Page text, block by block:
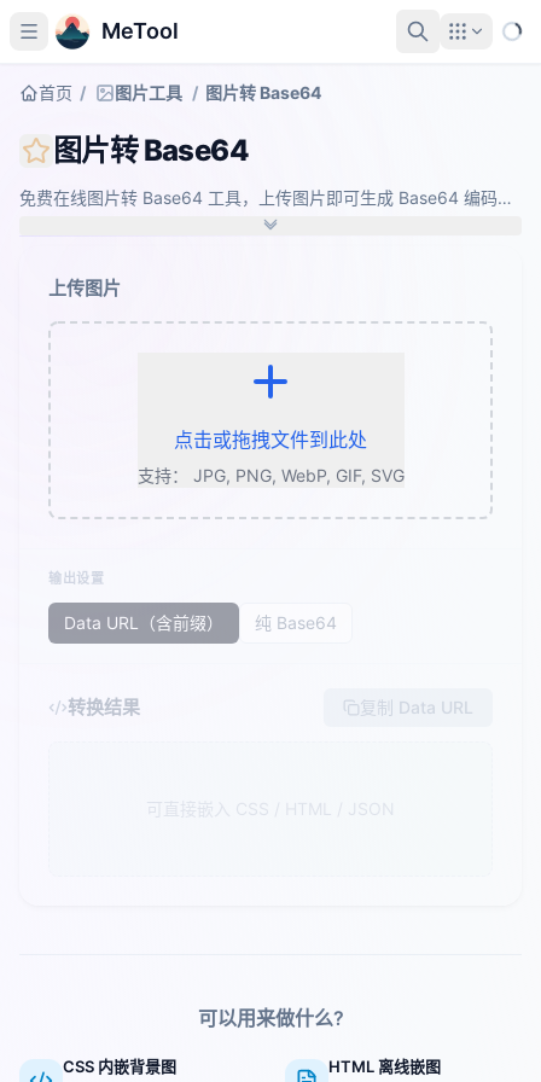
MeTool
首页 / 图片工具 / 图片转 Base64
图片转 Base64
免费在线图片转 Base64 工具，上传图片即可生成 Base64 编码字
符串，支持直接复制 Data URL 或纯 Base64，可用于 CSS、
上传图片
点击或拖拽文件到此处
支持： JPG, PNG, WebP, GIF, SVG
输出设置
Data URL（含前缀） 纯 Base64
转换结果 复制 Data URL
可直接嵌入 CSS / HTML / JSON
可以用来做什么?
CSS 内嵌背景图 HTML 离线嵌图